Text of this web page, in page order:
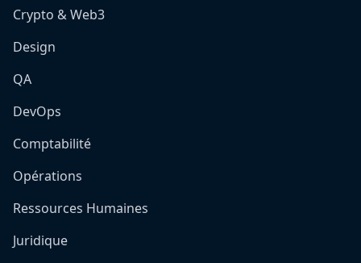
Crypto & Web3
Design
QA
DevOps
Comptabilité
Opérations
Ressources Humaines
Juridique